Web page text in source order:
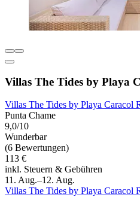
Villas The Tides by Playa
Villas The Tides by Playa Caracol
Punta Chame
9,0/10
Wunderbar
(6 Bewertungen)
113 €
inkl. Steuern & Gebühren
11. Aug.–12. Aug.
Villas The Tides by Playa Caracol